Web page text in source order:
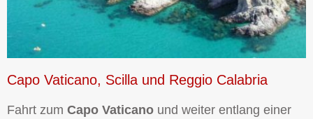
Capo Vaticano, Scilla und Reggio Calabria
Fahrt zum Capo Vaticano und weiter entlang einer